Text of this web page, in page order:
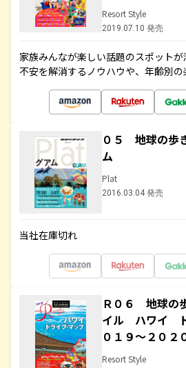
Resort Style
2019.07.10 発売
家族みんなが楽しい話題のスポット
不安を解消するノウハウや、年齢別の
０５ 地球の
ム
Plat
2016.03.04 発売
当社在庫切れ
Ｒ０６ 地球の
イル ハワイ
０１９～２０２
Resort Style